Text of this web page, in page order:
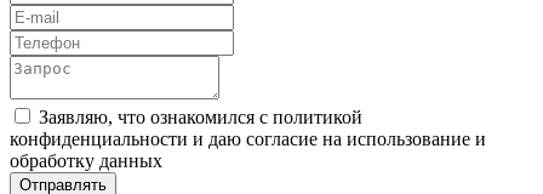
Заявляю, что ознакомился с политикой
конфиденциальности и даю согласие на использование и
обработку данных